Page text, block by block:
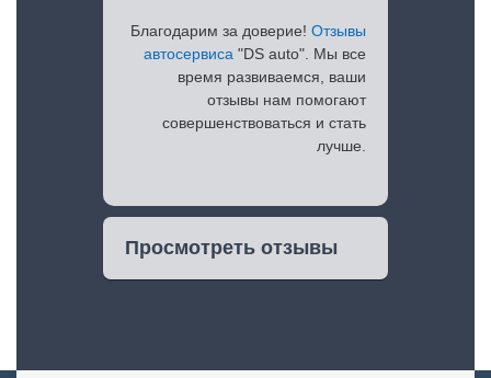
Благодарим за доверие! Отзывы
автосервиса "DS auto". Мы все
время развиваемся, ваши
отзывы нам помогают
совершенствоваться и стать
лучше.
Просмотреть отзывы